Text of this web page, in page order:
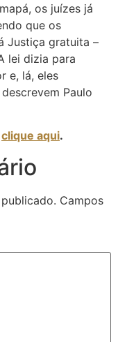
os juízes já
que os
Justiça gratuita –
lei dizia para
e, lá, eles
Paulo
clique aqui.
Campos